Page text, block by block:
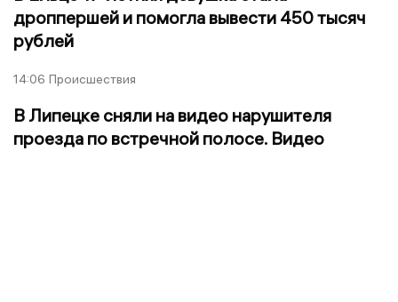
дроппершей и помогла вывести 450 тысяч
рублей
14:06 Происшествия
В Липецке сняли на видео нарушителя
проезда по встречной полосе. Видео